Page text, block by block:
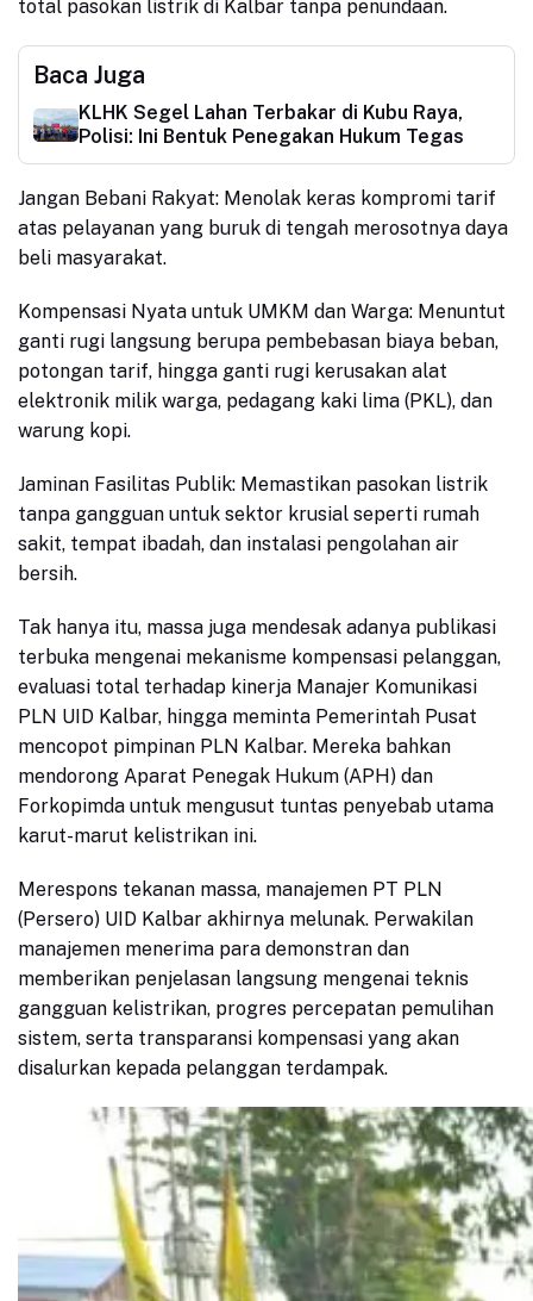
total pasokan listrik di Kalbar tanpa penundaan.
Baca Juga
KLHK Segel Lahan Terbakar di Kubu Raya,
Polisi: Ini Bentuk Penegakan Hukum Tegas
Jangan Bebani Rakyat: Menolak keras kompromi tarif
atas pelayanan yang buruk di tengah merosotnya daya
beli masyarakat.
Kompensasi Nyata untuk UMKM dan Warga: Menuntut
ganti rugi langsung berupa pembebasan biaya beban,
potongan tarif, hingga ganti rugi kerusakan alat
elektronik milik warga, pedagang kaki lima (PKL), dan
warung kopi.
Jaminan Fasilitas Publik: Memastikan pasokan listrik
tanpa gangguan untuk sektor krusial seperti rumah
sakit, tempat ibadah, dan instalasi pengolahan air
bersih.
Tak hanya itu, massa juga mendesak adanya publikasi
terbuka mengenai mekanisme kompensasi pelanggan,
evaluasi total terhadap kinerja Manajer Komunikasi
PLN UID Kalbar, hingga meminta Pemerintah Pusat
mencopot pimpinan PLN Kalbar. Mereka bahkan
mendorong Aparat Penegak Hukum (APH) dan
Forkopimda untuk mengusut tuntas penyebab utama
karut-marut kelistrikan ini.
Merespons tekanan massa, manajemen PT PLN
(Persero) UID Kalbar akhirnya melunak. Perwakilan
manajemen menerima para demonstran dan
memberikan penjelasan langsung mengenai teknis
gangguan kelistrikan, progres percepatan pemulihan
sistem, serta transparansi kompensasi yang akan
disalurkan kepada pelanggan terdampak.